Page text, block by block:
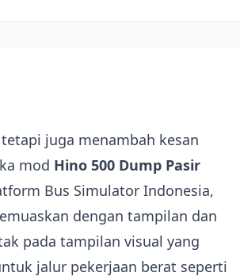
juga menambah kesan
mod Hino 500 Dump Pasir
Bus Simulator Indonesia,
dengan tampilan dan
pada tampilan visual yang
jalur pekerjaan berat seperti